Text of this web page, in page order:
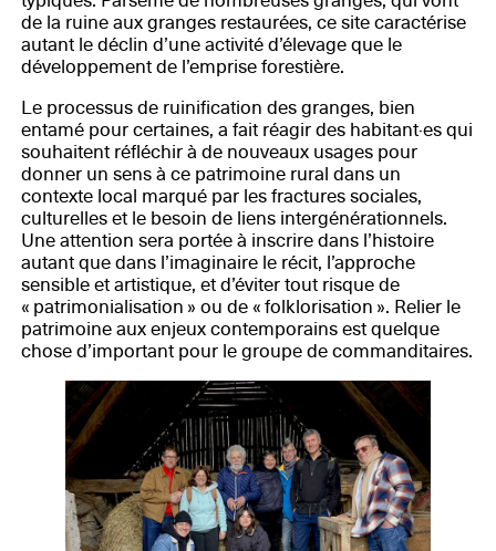
de la ruine aux granges restaurées, ce site caractérise
autant le déclin d’une activité d’élevage que le
développement de l’emprise forestière.
Le processus de ruinification des granges, bien
entamé pour certaines, a fait réagir des habitant·es qui
souhaitent réfléchir à de nouveaux usages pour
donner un sens à ce patrimoine rural dans un
contexte local marqué par les fractures sociales,
culturelles et le besoin de liens intergénérationnels.
Une attention sera portée à inscrire dans l’histoire
autant que dans l’imaginaire le récit, l’approche
sensible et artistique, et d’éviter tout risque de
« patrimonialisation » ou de « folklorisation ». Relier le
patrimoine aux enjeux contemporains est quelque
chose d’important pour le groupe de commanditaires.